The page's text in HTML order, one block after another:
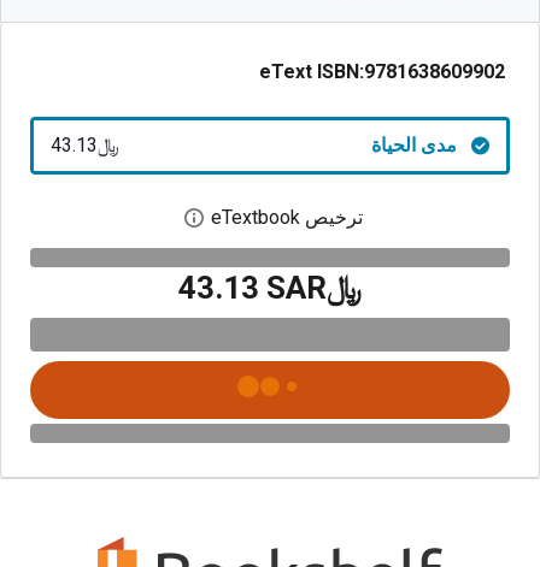
eText ISBN:9781638609902
مدى الحياة ﷼‎43.13
ترخيص eTextbook افتح مربع حوار
﷼‎43.13 SAR